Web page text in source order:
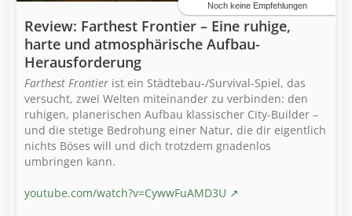
Noch keine Empfehlungen
Review: Farthest Frontier – Eine ruhige,
harte und atmosphärische Aufbau-
Herausforderung
Farthest Frontier ist ein Städtebau-/Survival-Spiel, das
versucht, zwei Welten miteinander zu verbinden: den
ruhigen, planerischen Aufbau klassischer City-Builder –
und die stetige Bedrohung einer Natur, die dir eigentlich
nichts Böses will und dich trotzdem gnadenlos
umbringen kann.
youtube.com/watch?v=CywwFuAMD3U